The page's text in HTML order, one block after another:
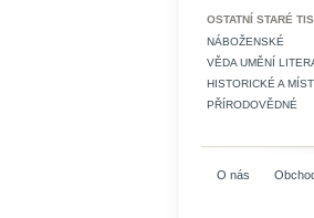
OSTATNÍ STARÉ
NÁBOŽENSKÉ
VĚDA UMĚNÍ
HISTORICKÉ A
PŘÍRODOVĚDNÉ
O nás